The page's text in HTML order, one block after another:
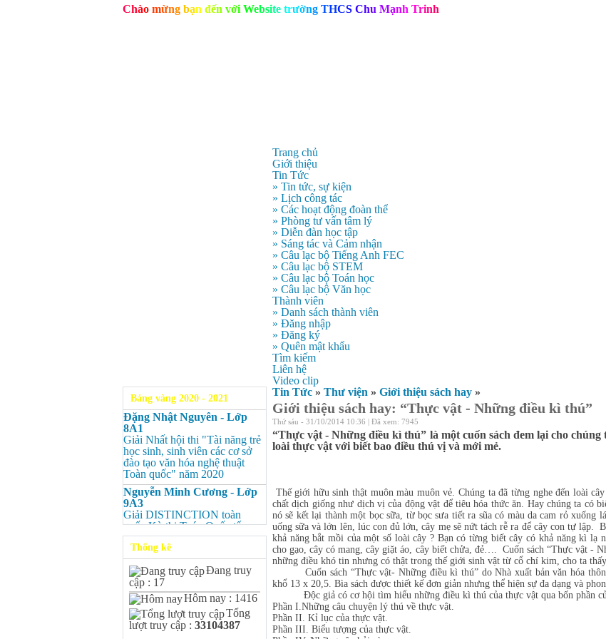
Chào mừng bạn đến với Website trường THCS Chu Mạnh Trinh
Trang chủ
Giới thiệu
Tin Tức
» Tin tức, sự kiện
» Lịch công tác
» Các hoạt động đoàn thể
» Phòng tư vấn tâm lý
» Diễn đàn học tập
» Sáng tác và Cảm nhận
» Câu lạc bộ Tiếng Anh FEC
» Câu lạc bộ STEM
» Câu lạc bộ Toán học
» Câu lạc bộ Văn học
Thành viên
» Danh sách thành viên
» Đăng nhập
» Đăng ký
» Quên mật khẩu
Tìm kiếm
Liên hệ
Video clip
Bảng vàng 2020 - 2021
Đặng Nhật Nguyên - Lớp
8A1
Giải Nhất hội thi "Tài năng trẻ
học sinh, sinh viên các cơ sở
đào tạo văn hóa nghệ thuật
Toàn quốc" năm 2020
Nguyễn Minh Cương - Lớp
9A3
Giải DISTINCTION toàn
quốc Kỳ thi Toán Quốc tế
Kangaroo – IKMC 2020
Nguyễn Minh Cương - Lớp
9A3
Giải Ba kỳ thi chọn HSG cấp
tỉnh môn Toán.
Bùi Quang Minh - Lớp 9A3
Giải DISTINCTION Toàn
quốc Kỳ thi Toán Quốc tế
Thống kê
Đang truy
cập : 17
Hôm nay : 1416
Tổng
lượt truy cập : 33104387
Tin Tức » Thư viện » Giới thiệu sách hay »
Giới thiệu sách hay: “Thực vật - Những điều kì thú”
Thứ sáu - 31/10/2014 10:36 | Đã xem: 7945
“Thực vật - Những điều kì thú” là một cuốn sách đem lại cho
loài thực vật với biết bao điều thú vị và mới mẻ.
Thế giới hữu sinh thật muôn màu muôn vẻ. Chúng ta đã từng nghe đến loài
chất dịch giống như dịch vị của động vật để tiêu hóa thức ăn. Hay chúng ta có
nó sẽ kết lại thành một bọc sữa, từ bọc sưa tiết ra sũa có màu da cam rỏ xuống
uống sữa và lớn lên, lúc con đủ lớn, cây mẹ sẽ nứt tách rễ ra để cây con tự lập.
khả năng bắt mồi của một số loài cây ? Bạn có từng biết cây có khả năng kì lạ
cho gạo, cây có mang, cây giặt áo, cây biết chửa, đẻ…. Cuốn sách “Thực vật -
những điều khó tin nhưng có thật trong thế giới sinh vật từ cổ chí kim, cho ta
Cuốn sách “Thực vật- Những điều kì thú” do Nhà xuất bản văn hóa thông
khổ 13 x 20,5. Bìa sách được thiết kế đơn giản nhưng thể hiện sự đa dạng và
Độc giả có cơ hội tìm hiểu những điều kì thú của thực vật qua bốn phần
Phần I.Những câu chuyện lý thú về thực vật.
Phần II. Kỉ lục của thực vật.
Phần III. Biểu tượng của thực vật.